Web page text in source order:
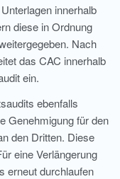
innerhalb
diese in Ordnung
Nach
das CAC innerhalb
ein.
ebenfalls
Genehmigung für den
den Dritten. Diese
eine Verlängerung
erneut durchlaufen